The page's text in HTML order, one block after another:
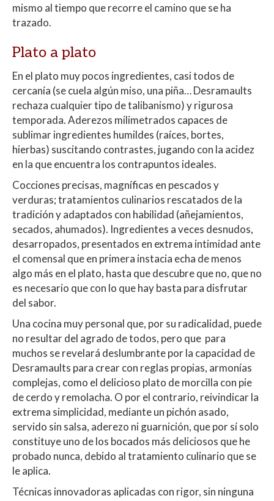
mismo al tiempo que recorre el camino que se ha
trazado.
Plato a plato
En el plato muy pocos ingredientes, casi todos de
cercanía (se cuela algún miso, una piña… Desramaults
rechaza cualquier tipo de talibanismo) y rigurosa
temporada. Aderezos milimetrados capaces de
sublimar ingredientes humildes (raíces, bortes,
hierbas) suscitando contrastes, jugando con la acidez
en la que encuentra los contrapuntos ideales.
Cocciones precisas, magníficas en pescados y
verduras; tratamientos culinarios rescatados de la
tradición y adaptados con habilidad (añejamientos,
secados, ahumados). Ingredientes a veces desnudos,
desarropados, presentados en extrema intimidad ante
el comensal que en primera instacia echa de menos
algo más en el plato, hasta que descubre que no, que no
es necesario que con lo que hay basta para disfrutar
del sabor.
Una cocina muy personal que, por su radicalidad, puede
no resultar del agrado de todos, pero que para
muchos se revelará deslumbrante por la capacidad de
Desramaults para crear con reglas propias, armonías
complejas, como el delicioso plato de morcilla con pie
de cerdo y remolacha. O por el contrario, reivindicar la
extrema simplicidad, mediante un pichón asado,
servido sin salsa, aderezo ni guarnición, que por sí solo
constituye uno de los bocados más deliciosos que he
probado nunca, debido al tratamiento culinario que se
le aplica.
Técnicas innovadoras aplicadas con rigor, sin ninguna